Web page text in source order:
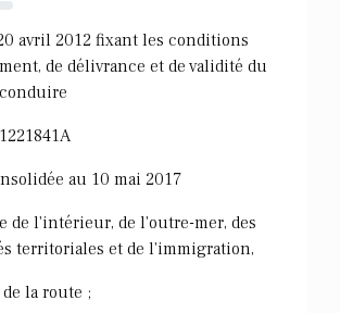
avril 2012 fixant les conditions
de délivrance et de validité du
au 10 mai 2017
de l'intérieur, de l'outre-mer, des
territoriales et de l'immigration,
la route ;